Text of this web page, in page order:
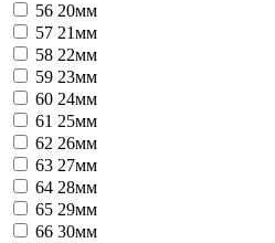
56 20мм
57 21мм
58 22мм
59 23мм
60 24мм
61 25мм
62 26мм
63 27мм
64 28мм
65 29мм
66 30мм